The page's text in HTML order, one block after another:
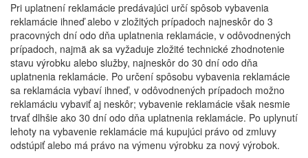
Pri uplatnení reklamácie predávajúci určí spôsob vybavenia
reklamácie ihneď alebo v zložitých prípadoch najneskôr do 3
pracovných dní odo dňa uplatnenia reklamácie, v odôvodnených
prípadoch, najmä ak sa vyžaduje zložité technické zhodnotenie
stavu výrobku alebo služby, najneskôr do 30 dní odo dňa
uplatnenia reklamácie. Po určení spôsobu vybavenia reklamácie
sa reklamácia vybaví ihneď, v odôvodnených prípadoch možno
reklamáciu vybaviť aj neskôr; vybavenie reklamácie však nesmie
trvať dlhšie ako 30 dní odo dňa uplatnenia reklamácie. Po uplynutí
lehoty na vybavenie reklamácie má kupujúci právo od zmluvy
odstúpiť alebo má právo na výmenu výrobku za nový výrobok.